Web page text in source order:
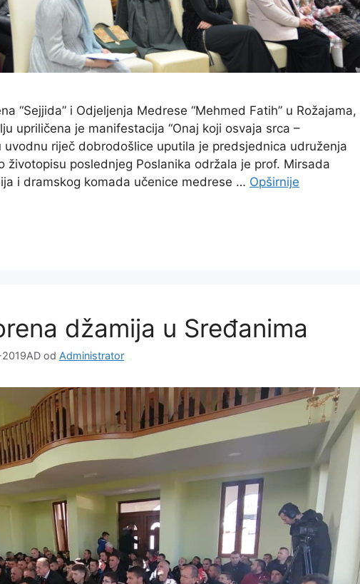
“Sejjida” i Odjeljenja Medrese “Mehmed Fatih” u Rožajama,
upriličena je manifestacija “Onaj koji osvaja srca –
uvodnu riječ dobrodošlice uputila je predsjednica udruženja
životopisu poslednjeg Poslanika održala je prof. Mirsada
i dramskog komada učenice medrese … Opširnije
džamija u Sređanima
od Administrator